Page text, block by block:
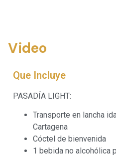
Video
Que Incluye
PASADÍA LIGHT:
Transporte en lancha
Cartagena
Cóctel de bienvenida
1 bebida no alcohólica